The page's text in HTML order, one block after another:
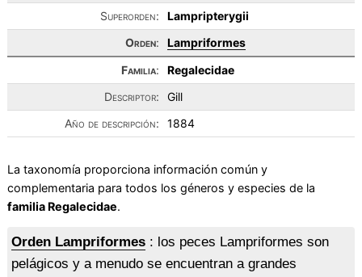
Superorden:
Lampripterygii
Orden:
Lampriformes
Familia:
Regalecidae
Descriptor:
Gill
Año de descripción:
1884
La taxonomía proporciona información común y
complementaria para todos los géneros y especies de la
familia Regalecidae.
Orden Lampriformes: los peces Lampriformes son
pelágicos y a menudo se encuentran a grandes